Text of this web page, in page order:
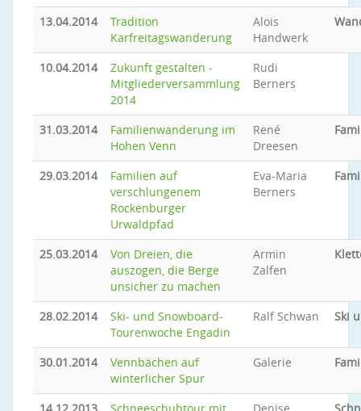
13.04.2014
Tradition
Karfreitagswanderung
Alois
Handwerk
10.04.2014
Zukunft gestalten -
Mitgliederversammlung
2014
Rudi
Berners
31.03.2014
Familienwanderung im
Hohen Venn
René
Dreesen
29.03.2014
Familien auf
verschlungenem
Rockenburger
Urwaldpfad
Eva-Maria
Berners
25.03.2014
Von Dreien, die
auszogen, die Berge
unsicher zu machen
Armin
Zalfen
28.02.2014
Ski- und Snowboard-
Tourenwoche Engadin
Ralf Schwan Ski
30.01.2014
Vennbächen auf
winterlicher Spur
Galerie